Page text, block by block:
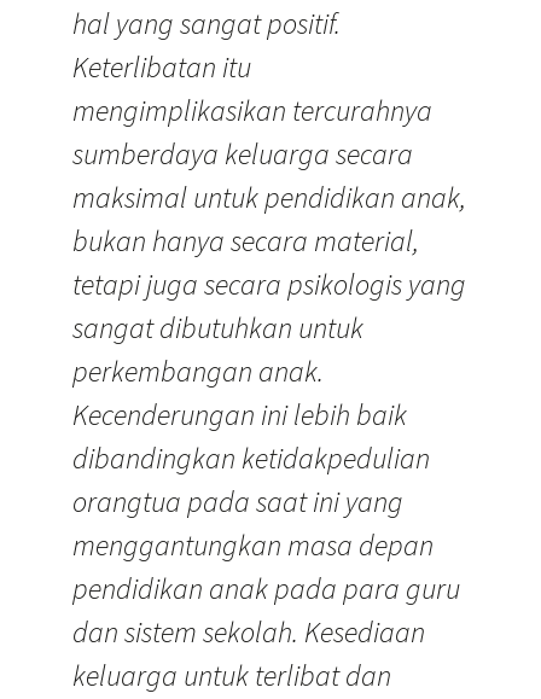
hal yang sangat positif.
Keterlibatan itu
mengimplikasikan tercurahnya
sumberdaya keluarga secara
maksimal untuk pendidikan anak,
bukan hanya secara material,
tetapi juga secara psikologis yang
sangat dibutuhkan untuk
perkembangan anak.
Kecenderungan ini lebih baik
dibandingkan ketidakpedulian
orangtua pada saat ini yang
menggantungkan masa depan
pendidikan anak pada para guru
dan sistem sekolah. Kesediaan
keluarga untuk terlibat dan